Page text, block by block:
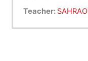
dermatologie est
strictement
Teacher: